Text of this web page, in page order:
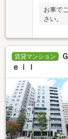
お車で
さい。
賃貸マンション
ｅｉｌ